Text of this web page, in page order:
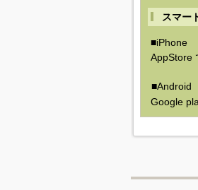
スマー
■iPhone
AppStore
■Android
Google